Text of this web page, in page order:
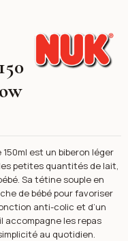
Nuk
est un biberon léger
petites quantités de lait,
Sa tétine souple en
de bébé pour favoriser
anti-colic et d’un
les repas
au quotidien.